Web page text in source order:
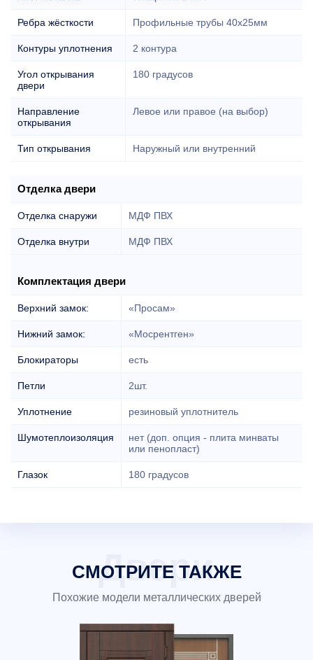
Ребра жёсткости Профильные трубы 40х25мм
Контуры уплотнения 2 контура
Угол открывания
двери
180 градусов
Направление
открывания
Левое или правое (на выбор)
Тип открывания Наружный или внутренний
Отделка двери
Отделка снаружи МДФ ПВХ
Отделка внутри МДФ ПВХ
Комплектация двери
Верхний замок: «Просам»
Нижний замок: «Мосрентген»
Блокираторы есть
Петли 2шт.
Уплотнение резиновый уплотнитель
Шумотеплоизоляция
нет (доп. опция - плита минваты
или пенопласт)
Глазок 180 градусов
СМОТРИТЕ ТАКЖЕ
Похожие модели металлических дверей